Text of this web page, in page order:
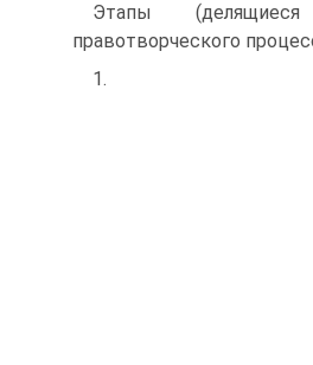
Этапы
правотворческого
1.